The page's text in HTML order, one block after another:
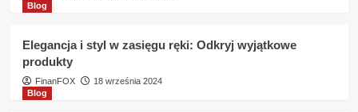
Blog
Elegancja i styl w zasięgu ręki: Odkryj wyjątkowe
produkty
FinanFOX
18 września 2024
Blog